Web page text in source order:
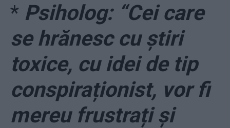
* Psiholog: “Cei care
se hrănesc cu știri
toxice, cu idei de tip
conspiraționist, vor fi
mereu frustrați și